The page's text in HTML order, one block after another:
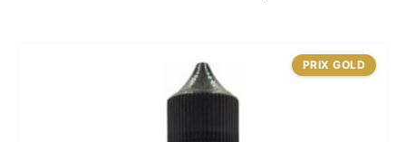
PRIX GOLD